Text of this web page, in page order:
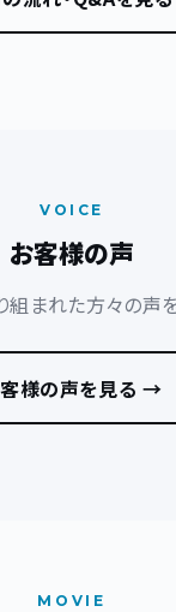
VOICE
お客様の声
組まれた方々の声
様の声を見る →
MOVIE